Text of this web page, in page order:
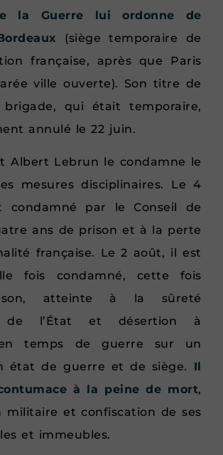
la Guerre lui ordonne de
(siège temporaire de
française, après que Paris
ville ouverte). Son titre de
qui était temporaire,
annulé le 22 juin.
Albert Lebrun le condamne le
mesures disciplinaires. Le 4
condamné par le Conseil de
ans de prison et à la perte
française. Le 2 août, il est
fois condamné, cette fois
atteinte à la sûreté
de l’État et désertion à
en temps de guerre sur un
état de guerre et de siège. Il
à la peine de mort,
militaire et confiscation de ses
et immeubles.